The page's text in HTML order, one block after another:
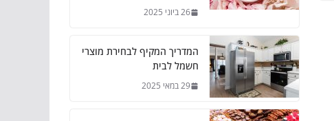
26 ביוני 2025
המדריך המקיף לבחירת מוצרי
חשמל לבית
29 במאי 2025